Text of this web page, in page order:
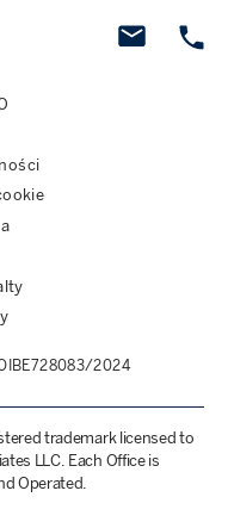
2024
trademark licensed to
LLC. Each Office is
Operated.